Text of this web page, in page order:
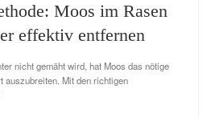
Moos im Rasen
effektiv entfernen
nicht gemäht wird, hat Moos das nötige
auszubreiten. Mit den richtigen